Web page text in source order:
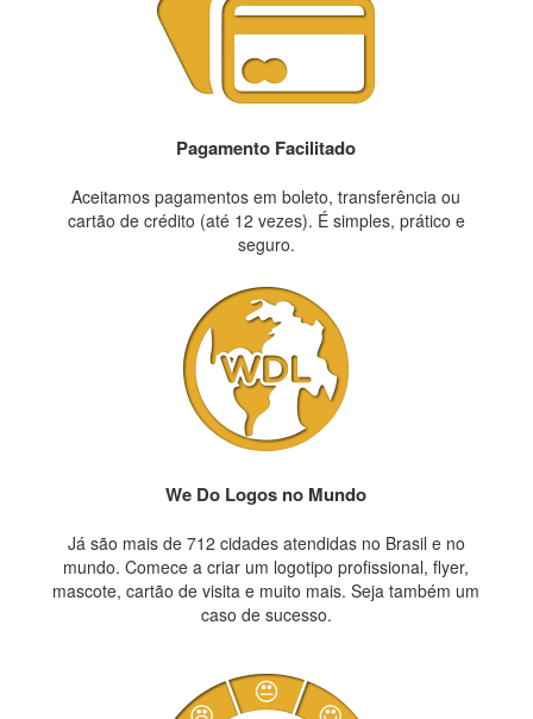
Pagamento Facilitado
Aceitamos pagamentos em boleto, transferência ou
cartão de crédito (até 12 vezes). É simples, prático e
seguro.
We Do Logos no Mundo
Já são mais de 712 cidades atendidas no Brasil e no
mundo. Comece a criar um logotipo profissional, flyer,
mascote, cartão de visita e muito mais. Seja também um
caso de sucesso.